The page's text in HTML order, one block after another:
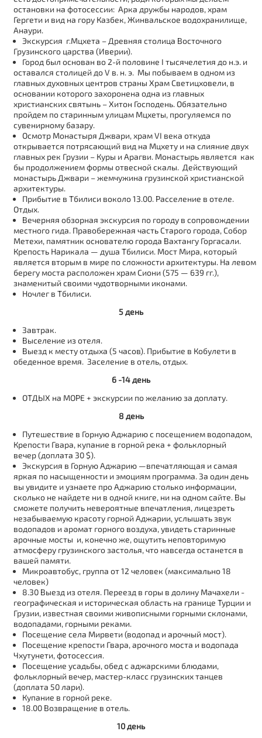
остановки на фотосессии: Арка дружбы народов, храм
Гергети и вид на гору Казбек, Жинвальское водохранилище,
Анаури.
Экскурсия г.Мцхета – Древняя столица Восточного
Грузинского царства (Иверии).
Город был основан во 2-й половине I тысячелетия до н.э. и
оставался столицей до V в. н. э. Мы побываем в одном из
главных духовных центров страны Храм Светицховели, в
основании которого захоронена одна из главных
христианских святынь – Хитон Господень. Обязательно
пройдем по старинным улицам Мцхеты, прогуляемся по
сувенирному базару.
Осмотр Монастыря Джвари, храм VI века откуда
открывается потрясающий вид на Мцхету и на слияние двух
главных рек Грузии – Куры и Арагви. Монастырь является как
бы продолжением формы отвесной скалы. Действующий
монастырь Джвари – жемчужина грузинской христианской
архитектуры.
Прибытие в Тбилиси воколо 13.00. Расселение в отеле.
Отдых.
Вечерняя обзорная экскурсия по городу в сопровождении
местного гида. Правобережная часть Старого города, Собор
Метехи, памятник основателю города Вахтангу Горгасали.
Крепость Нарикала — душа Тбилиси. Мост Мира, который
является вторым в мире по сложности архитектуры. На левом
берегу моста расположен храм Сиони (575 — 639 гг.),
знаменитый своими чудотворными иконами.
Ночлег в Тбилиси.
5 день
Завтрак.
Выселение из отеля.
Выезд к месту отдыха (5 часов). Прибытие в Кобулети в
обеденное время. Заселение в отель, отдых.
6 -14 день
ОТДЫХ на МОРЕ + экскурсии по желанию за доплату.
8 день
Путешествие в Горную Аджарию с посещением водопадом,
Крепости Гвара, купание в горной река + фольклорный
вечер (доплата 30 $).
Экскурсия в Горную Аджарию —впечатляющая и самая
яркая по насыщенности и эмоциям программа. За один день
вы увидите и узнаете про Аджарию столько информации,
сколько не найдете ни в одной книге, ни на одном сайте. Вы
сможете получить невероятные впечатления, лицезреть
незабываемую красоту горной Аджарии, услышать звук
водопадов и аромат горного воздуха, увидеть старинные
арочные мосты и, конечно же, ощутить неповторимую
атмосферу грузинского застолья, что навсегда останется в
вашей памяти.
Микроавтобус, группа от 12 человек (максимально 18
человек)
8.30 Выезд из отеля. Переезд в горы в долину Мачахели -
географическая и историческая область на границе Турции и
Грузии, известная своими живописными горными склонами,
водопадами, горными реками.
Посещение села Мирвети (водопад и арочный мост).
Посещение крепости Гвара, арочного моста и водопада
Чхутунети, фотосессия.
Посещение усадьбы, обед с аджарскими блюдами,
фольклорный вечер, мастер-класс грузинских танцев
(доплата 50 лари).
Купание в горной реке.
18.00 Возвращение в отель.
10 день